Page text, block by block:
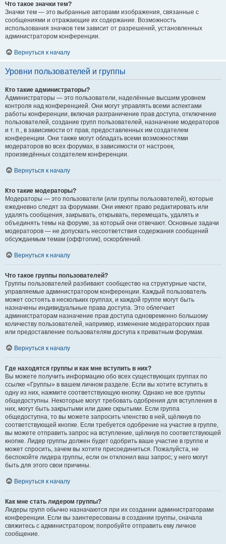
Что такое значки тем?
Значки тем — это выбранные авторами изображения, связанные с
сообщениями и отражающие их содержание. Возможность
использования значков тем зависит от разрешений, установленных
администратором конференции.
Вернуться к началу
Уровни пользователей и группы
Кто такие администраторы?
Администраторы — это пользователи, наделённые высшим уровнем
контроля над конференцией. Они могут управлять всеми аспектами
работы конференции, включая разграничение прав доступа, отключение
пользователей, создание групп пользователей, назначение модераторов
и т. п., в зависимости от прав, предоставленных им создателем
конференции. Они также могут обладать всеми возможностями
модераторов во всех форумах, в зависимости от настроек,
произведённых создателем конференции.
Вернуться к началу
Кто такие модераторы?
Модераторы — это пользователи (или группы пользователей), которые
ежедневно следят за форумами. Они имеют право редактировать или
удалять сообщения, закрывать, открывать, перемещать, удалять и
объединять темы на форуме, за который они отвечают. Основные задачи
модераторов — не допускать несоответствия содержания сообщений
обсуждаемым темам (оффтопик), оскорблений.
Вернуться к началу
Что такое группы пользователей?
Группы пользователей разбивают сообщество на структурные части,
управляемые администратором конференции. Каждый пользователь
может состоять в нескольких группах, и каждой группе могут быть
назначены индивидуальные права доступа. Это облегчает
администраторам назначение прав доступа одновременно большому
количеству пользователей, например, изменение модераторских прав
или предоставление пользователям доступа к приватным форумам.
Вернуться к началу
Где находятся группы и как мне вступить в них?
Вы можете получить информацию обо всех существующих группах по
ссылке «Группы» в вашем личном разделе. Если вы хотите вступить в
одну из них, нажмите соответствующую кнопку. Однако не все группы
общедоступны. Некоторые могут требовать одобрения для вступления в
них, могут быть закрытыми или даже скрытыми. Если группа
общедоступна, то вы можете запросить членство в ней, щёлкнув по
соответствующей кнопке. Если требуется одобрение на участие в группе,
вы можете отправить запрос на вступление, щёлкнув по соответствующей
кнопке. Лидер группы должен будет одобрить ваше участие в группе и
может спросить, зачем вы хотите присоединиться. Пожалуйста, не
беспокойте лидера группы, если он отклонил ваш запрос; у него могут
быть для этого свои причины.
Вернуться к началу
Как мне стать лидером группы?
Лидеры групп обычно назначаются при их создании администраторами
конференции. Если вы заинтересованы в создании группы, сначала
свяжитесь с администратором; попробуйте отправить ему личное
сообщение.